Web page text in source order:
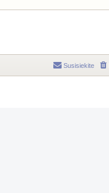
Susisiekite